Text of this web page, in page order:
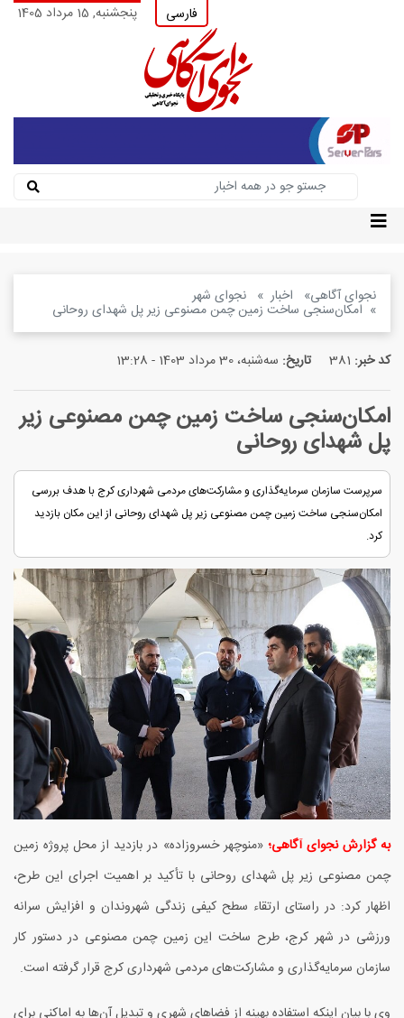
پنجشنبه, 15 مرداد 1405 فارسی
نجوای آگاهی اخبار نجوای شهر
امکان‌سنجی ساخت زمین چمن مصنوعی زیر پل شهدای روحانی
کد خبر: 381 تاریخ: سه‌شنبه، 30 مرداد 1403 - 13:28
امکان‌سنجی ساخت زمین چمن مصنوعی زیر
پل شهدای روحانی
سرپرست سازمان سرمایه‌گذاری و مشارکت‌های مردمی شهرداری کرج با هدف بررسی
امکان‌سنجی ساخت زمین چمن مصنوعی زیر پل شهدای روحانی از این مکان بازدید
کرد.
به گزارش نجوای آگاهی؛ «منوچهر خسروزاده» در بازدید از محل پروژه زمین
چمن مصنوعی زیر پل شهدای روحانی با تأکید بر اهمیت اجرای این طرح،
اظهار کرد: در راستای ارتقاء سطح کیفی زندگی شهروندان و افزایش سرانه
ورزشی در شهر کرج، طرح ساخت این زمین چمن مصنوعی در دستور کار
سازمان سرمایه‌گذاری و مشارکت‌های مردمی شهرداری کرج قرار گرفته است.